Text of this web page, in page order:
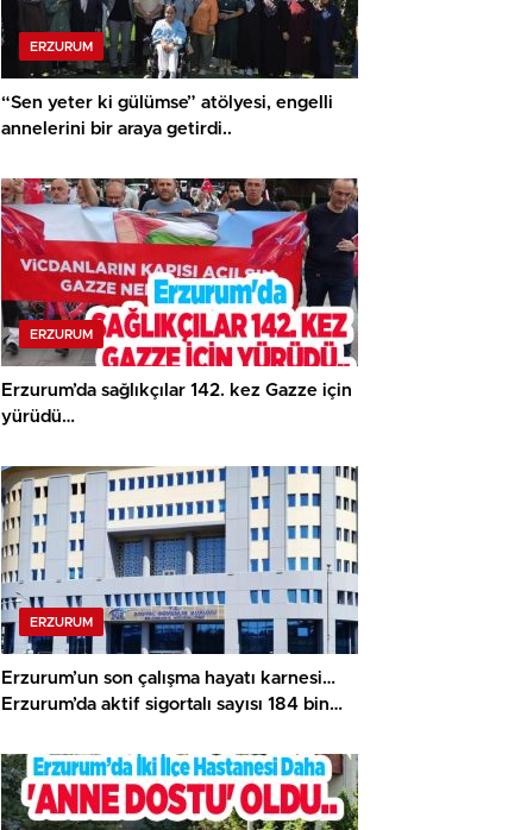
ERZURUM
“Sen yeter ki gülümse” atölyesi, engelli
annelerini bir araya getirdi..
ERZURUM
Erzurum’da sağlıkçılar 142. kez Gazze için
yürüdü…
ERZURUM
Erzurum’un son çalışma hayatı karnesi…
Erzurum’da aktif sigortalı sayısı 184 bin